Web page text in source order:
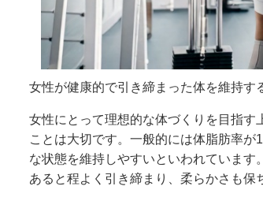
女性が健康的で引き締まった体を維持す
女性にとって理想的な体づくりを目指す
ことは大切です。一般的には体脂肪率
な状態を維持しやすいといわれていま
あると程よく引き締まり、柔らかさも保